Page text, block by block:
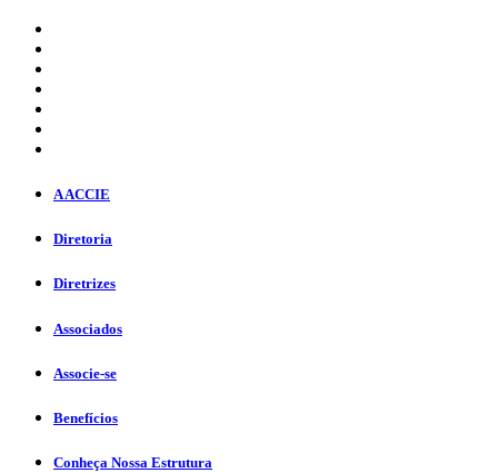
A ACCIE
Diretoria
Diretrizes
Associados
Associe-se
Benefícios
Conheça Nossa Estrutura